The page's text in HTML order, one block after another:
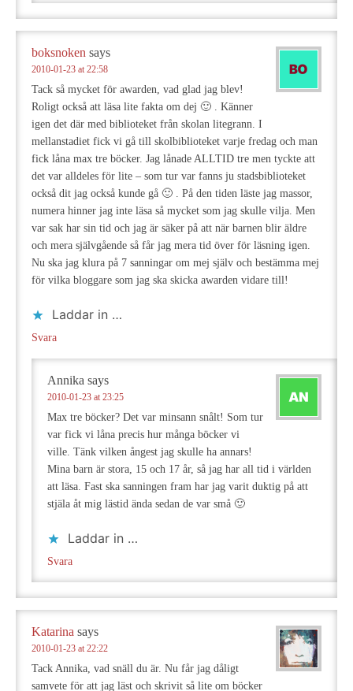
boksnoken says
2010-01-23 at 22:58
Tack så mycket för awarden, vad glad jag blev!
Roligt också att läsa lite fakta om dej 🙂 . Känner
igen det där med biblioteket från skolan litegrann. I
mellanstadiet fick vi gå till skolbiblioteket varje fredag och man
fick låna max tre böcker. Jag lånade ALLTID tre men tyckte att
det var alldeles för lite – som tur var fanns ju stadsbiblioteket
också dit jag också kunde gå 🙂 . På den tiden läste jag massor,
numera hinner jag inte läsa så mycket som jag skulle vilja. Men
var sak har sin tid och jag är säker på att när barnen blir äldre
och mera självgående så får jag mera tid över för läsning igen.
Nu ska jag klura på 7 sanningar om mej själv och bestämma mej
för vilka bloggare som jag ska skicka awarden vidare till!
Laddar in …
Svara
Annika says
2010-01-23 at 23:25
Max tre böcker? Det var minsann snålt! Som tur
var fick vi låna precis hur många böcker vi
ville. Tänk vilken ångest jag skulle ha annars!
Mina barn är stora, 15 och 17 år, så jag har all tid i världen
att läsa. Fast ska sanningen fram har jag varit duktig på att
stjäla åt mig lästid ända sedan de var små 🙂
Laddar in …
Svara
Katarina says
2010-01-23 at 22:22
Tack Annika, vad snäll du är. Nu får jag dåligt
samvete för att jag läst och skrivit så lite om böcker